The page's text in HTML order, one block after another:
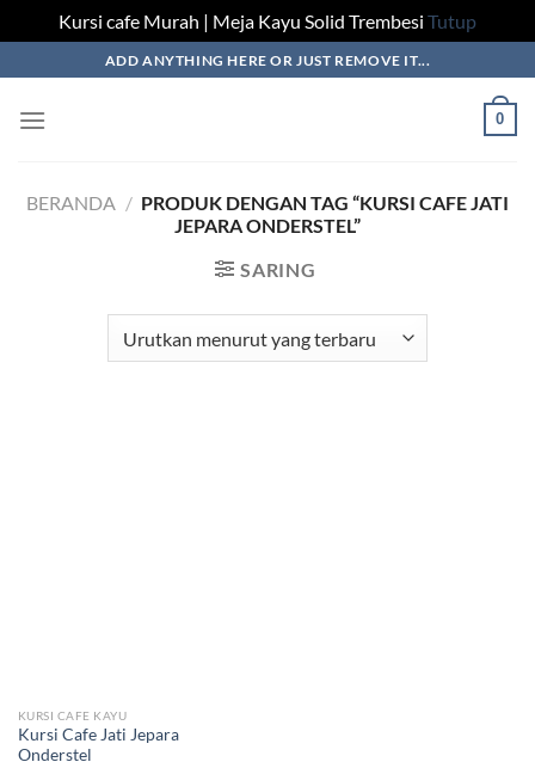
Kursi cafe Murah | Meja Kayu Solid Trembesi Tutup
to
content
ADD ANYTHING HERE OR JUST REMOVE IT...
0
BERANDA / PRODUK DENGAN TAG “KURSI CAFE JATI
JEPARA ONDERSTEL”
SARING
KURSI CAFE KAYU
Kursi Cafe Jati Jepara
Onderstel